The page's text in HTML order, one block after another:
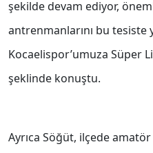
şekilde devam ediyor,
antrenmanlarını bu tesiste
Kocaelispor’umuza Süper
şeklinde konuştu.
Ayrıca Söğüt, ilçede